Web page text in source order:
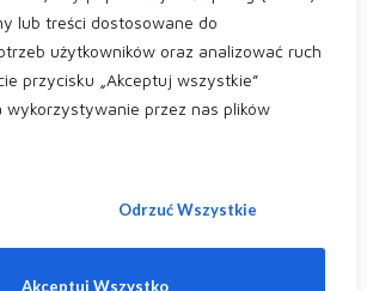
lub treści dostosowane do
użytkowników oraz analizować ruch
przycisku „Akceptuj wszystkie”
wykorzystywanie przez nas plików
Odrzuć Wszystkie
Akceptuj Wszystko